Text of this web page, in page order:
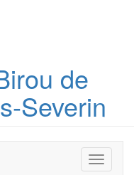
de
Severin
Toggle